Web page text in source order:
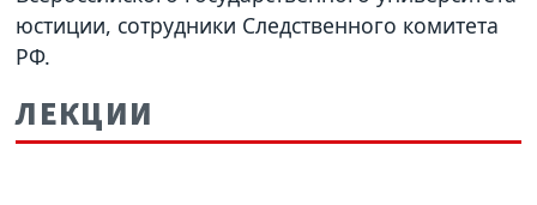
юстиции, сотрудники Следственного комитета
РФ.
ЛЕКЦИИ